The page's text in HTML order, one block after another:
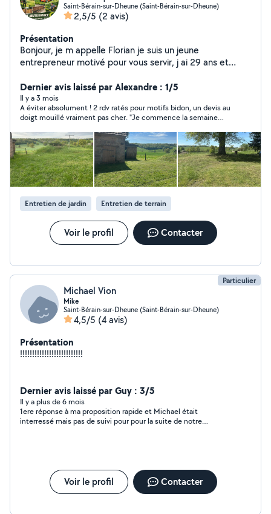
Saint-Bérain-sur-Dheune (Saint-Bérain-sur-Dheune)
2,5/5 (2 avis)
Présentation
Bonjour, je m appelle Florian je suis un jeune
entrepreneur motivé pour vous servir, j ai 29 ans et
je vous propose sont les suivantes: petite rénovation
intérieurs et extérieurs, entretien de vos jardins ainsi
que vos allées et cours. Je suis minutieux et aimes le
travail bien réalisé. Votre bonheur et le miens, n'hésitez
pas à me contacter je saurait répondre à vos besoins.
Dernier avis laissé par Alexandre : 1/5
Il y a 3 mois
A éviter absolument ! 2 rdv ratés pour motifs bidon, un devis au
doigt mouillé vraiment pas cher. "Je commence la semaine
non !! Après nombreux messages de relance, j'ai jeté l'éponge.
Profil à éviter, fait perdre du temps et pénalise les autres
artisans sérieux et fiables.
Entretien de jardin Entretien de terrain
Voir le profil Contacter
Particulier
Michael Vion
Mike
Saint-Bérain-sur-Dheune (Saint-Bérain-sur-Dheune)
4,5/5 (4 avis)
Présentation
!!!!!!!!!!!!!!!!!!!!!!!!!!
Dernier avis laissé par Guy : 3/5
Il y a plus de 6 mois
1ere réponse à ma proposition rapide et Michael était
interressé mais pas de suivi pour pour la suite de notre
Voir le profil Contacter